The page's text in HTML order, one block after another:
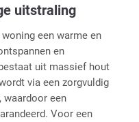
uitstraling
een warme en
en
uit massief hout
via een zorgvuldig
waardoor een
Voor een